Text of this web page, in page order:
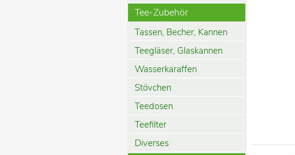
Tee-Zubehör
Tassen, Becher, Kannen
Teegläser, Glaskannen
Wasserkaraffen
Stövchen
Teedosen
Teefilter
Diverses